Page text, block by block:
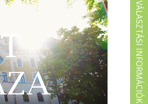
VÁLASZTÁSI INFORMÁCIÓK